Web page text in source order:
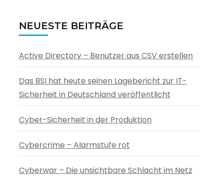
NEUESTE BEITRÄGE
Active Directory – Benutzer aus CSV erstellen
Das BSI hat heute seinen Lagebericht zur IT-
Sicherheit in Deutschland veröffentlicht
Cyber-Sicherheit in der Produktion
Cybercrime – Alarmstufe rot
Cyberwar – Die unsichtbare Schlacht im Netz